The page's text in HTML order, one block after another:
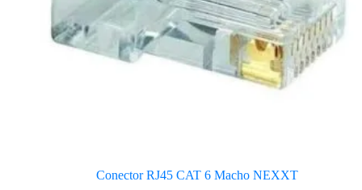
Conector RJ45 CAT 6 Macho NEXXT